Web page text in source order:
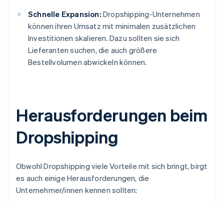
Schnelle Expansion: Dropshipping-Unternehmen
können ihren Umsatz mit minimalen zusätzlichen
Investitionen skalieren. Dazu sollten sie sich
Lieferanten suchen, die auch größere
Bestellvolumen abwickeln können.
Herausforderungen beim
Dropshipping
Obwohl Dropshipping viele Vorteile mit sich bringt, birgt
es auch einige Herausforderungen, die
Unternehmer/innen kennen sollten: